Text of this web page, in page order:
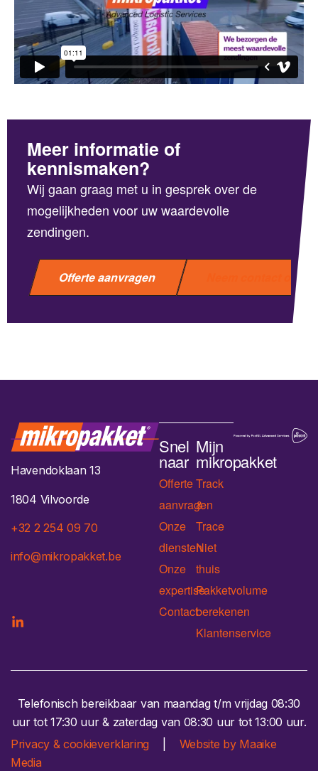
Meer informatie of
kennismaken?
Wij gaan graag met u in gesprek over de
mogelijkheden voor uw waardevolle
zendingen.
Offerte aanvragen Neem contact op
Havendoklaan 13
1804 Vilvoorde
+32 2 254 09 70
info@mikropakket.be
Snel
naar
Offerte
aanvragen
Onze
diensten
Onze
expertise
Contact
Mijn
mikropakket
Track
&
Trace
Niet
thuis
Pakketvolume
berekenen
Klantenservice
Telefonisch bereikbaar van maandag t/m vrijdag 08:30
uur tot 17:30 uur & zaterdag van 08:30 uur tot 13:00 uur.
Privacy & cookieverklaring
Website by Maaike
Media